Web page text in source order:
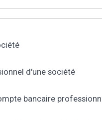
d'une société
bancaire